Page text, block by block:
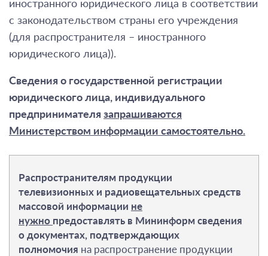
иностранного юридического лица в соответствии
с законодательством страны его учреждения
(для распространителя – иностранного
юридического лица)).
Сведения о государственной регистрации
юридического лица, индивидуального
предпринимателя запрашиваются
Министерством информации самостоятельно.
Распространителям продукции
телевизионных и радиовещательных средств
массовой информации не
нужно предоставлять в Мининформ сведения
о документах, подтверждающих
полномочия на распространение продукции